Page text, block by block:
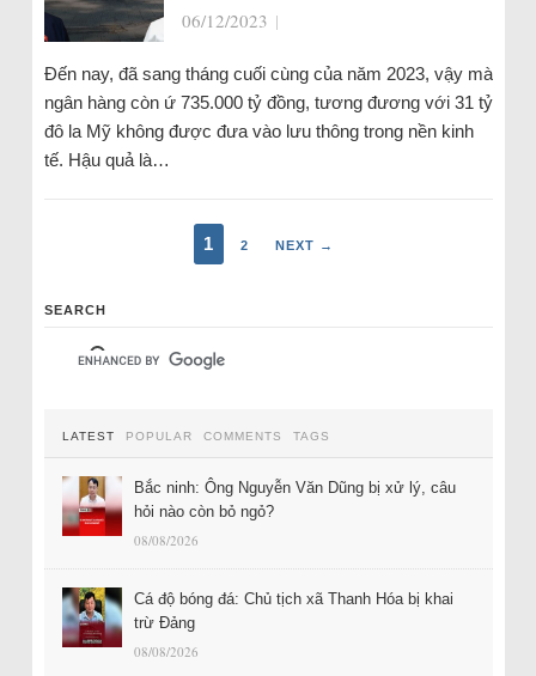
06/12/2023 |
Đến nay, đã sang tháng cuối cùng của năm 2023, vậy mà
ngân hàng còn ứ 735.000 tỷ đồng, tương đương với 31 tỷ
đô la Mỹ không được đưa vào lưu thông trong nền kinh
tế. Hậu quả là…
1 2 NEXT →
SEARCH
LATEST POPULAR COMMENTS TAGS
Bắc ninh: Ông Nguyễn Văn Dũng bị xử lý, câu
hỏi nào còn bỏ ngỏ?
08/08/2026
Cá độ bóng đá: Chủ tịch xã Thanh Hóa bị khai
trừ Đảng
08/08/2026